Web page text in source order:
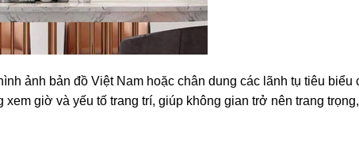
ảnh bản đồ Việt Nam hoặc chân dung các lãnh tụ tiêu biểu
giờ và yếu tố trang trí, giúp không gian trở nên trang